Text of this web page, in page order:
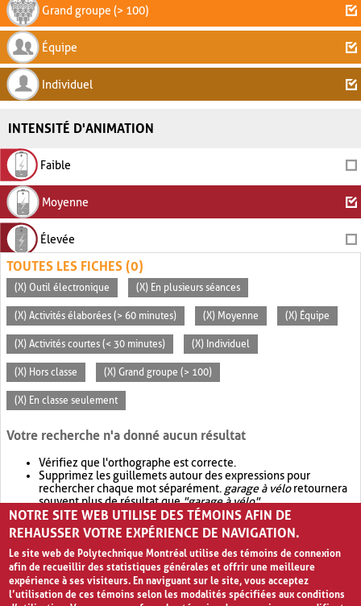
Grand groupe (> 100)
Équipe
Individuel
INTENSITÉ D'ANIMATION
Faible
Moyenne
Élevée
TOUTES LES FICHES (0)
(X) Outil électronique (X) En plusieurs séances
(X) Activités élaborées (> 60 minutes) (X) Moyenne (X) Équipe
(X) Activités courtes (< 30 minutes) (X) Individuel
(X) Hors classe (X) Grand groupe (> 100)
(X) En classe seulement
Votre recherche n'a donné aucun résultat
Vérifiez que l'orthographe est correcte.
Supprimez les guillemets autour des expressions pour
rechercher chaque mot séparément. garage à véloretournera
souvent plus de résultat que"garage à vélo".
Envisagez d'élargir votre recherche avec OR.garage OR vélo
retournera souvent plus de résultat quegarage à vélo
NOTRE SITE WEB UTILISE DES TÉMOINS AFIN DE
REHAUSSER VOTRE EXPÉRIENCE DE NAVIGATION.
Le site web de Polytechnique Montréal utilise des témoins de connexion
afin de recueillir des statistiques générales et offrir une meilleure
expérience à ses visiteurs. En naviguant sur le site, vous acceptez
l’utilisation de ces témoins selon les modalités spécifiées aux conditions